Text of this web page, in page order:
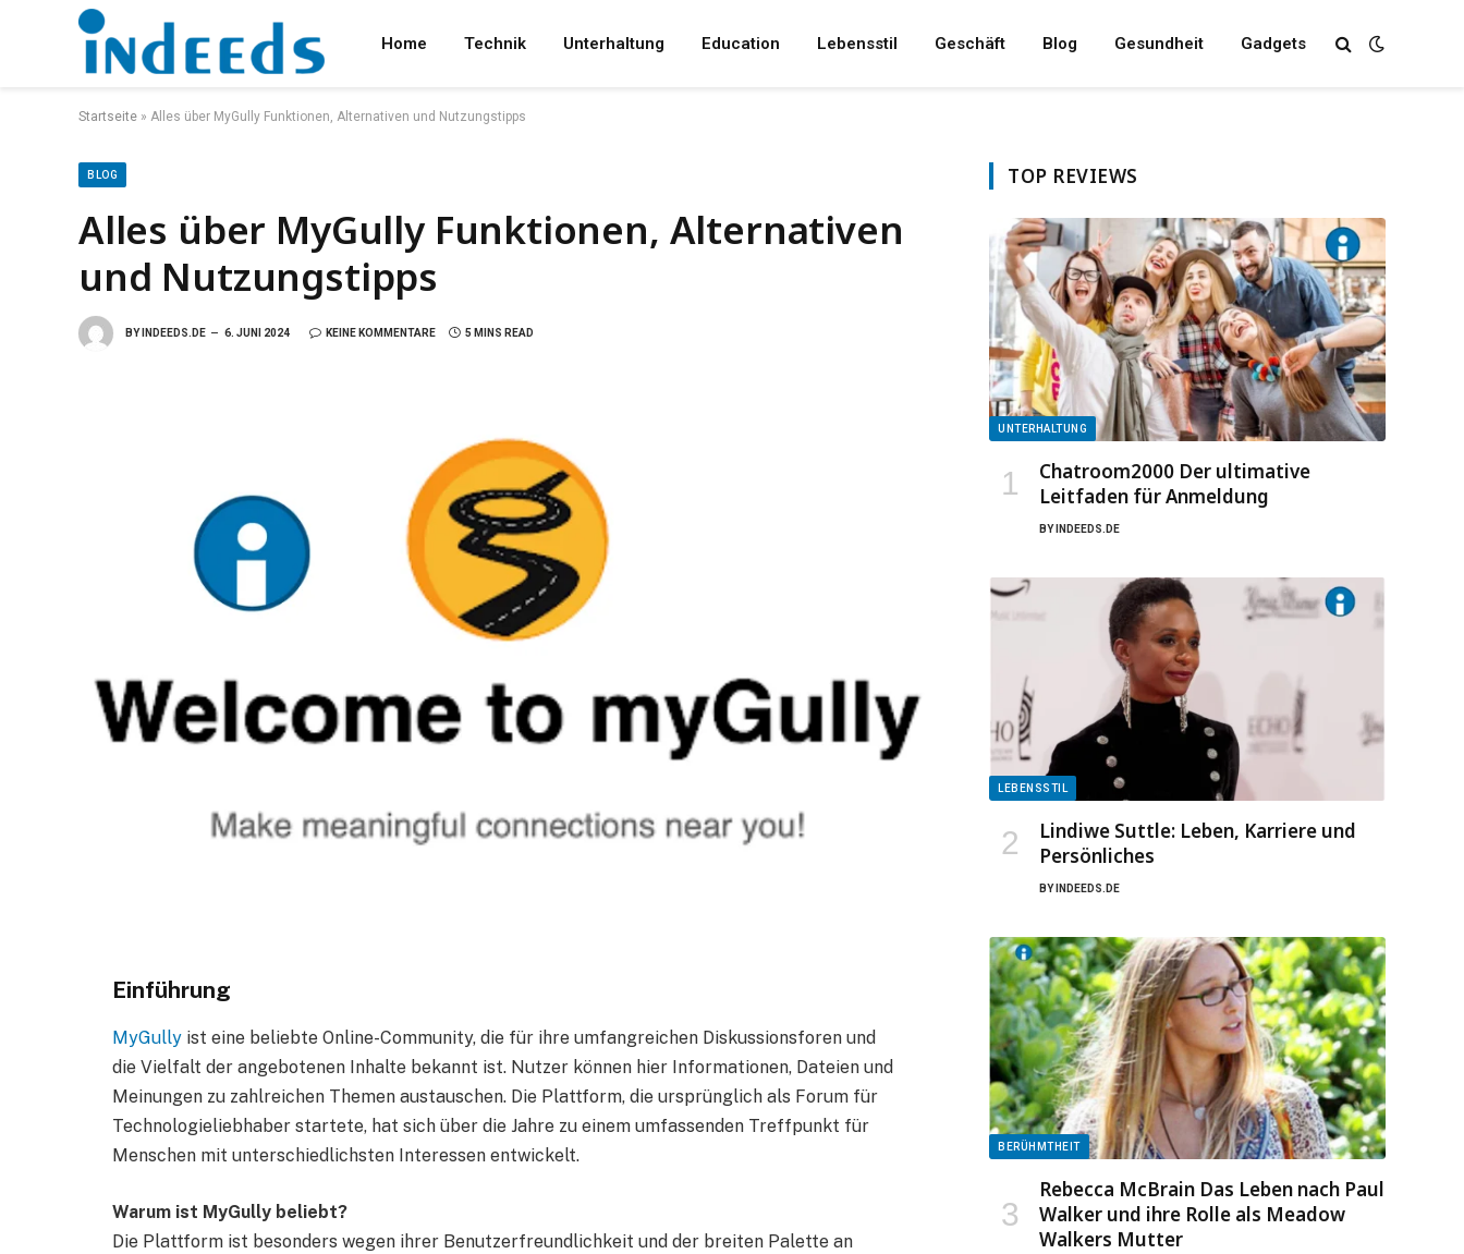
Home Technik Unterhaltung Education Lebensstil Geschäft Blog Gesundheit Gadgets
Startseite » Alles über MyGully Funktionen, Alternativen und Nutzungstipps
BLOG
Alles über MyGully Funktionen, Alternativen
und Nutzungstipps
BY INDEEDS.DE 6. JUNI 2024 KEINE KOMMENTARE 5 MINS READ
Einführung
MyGully ist eine beliebte Online-Community, die für ihre umfangreichen Diskussionsforen und
die Vielfalt der angebotenen Inhalte bekannt ist. Nutzer können hier Informationen, Dateien und
Meinungen zu zahlreichen Themen austauschen. Die Plattform, die ursprünglich als Forum für
Technologieliebhaber startete, hat sich über die Jahre zu einem umfassenden Treffpunkt für
Menschen mit unterschiedlichsten Interessen entwickelt.
Warum ist MyGully beliebt?
Die Plattform ist besonders wegen ihrer Benutzerfreundlichkeit und der breiten Palette an
TOP REVIEWS
UNTERHALTUNG
Chatroom2000 Der ultimative
Leitfaden für Anmeldung
BY INDEEDS.DE
LEBENSSTIL
Lindiwe Suttle: Leben, Karriere und
Persönliches
BY INDEEDS.DE
BERÜHMTHEIT
Rebecca McBrain Das Leben nach Paul
Walker und ihre Rolle als Meadow
Walkers Mutter